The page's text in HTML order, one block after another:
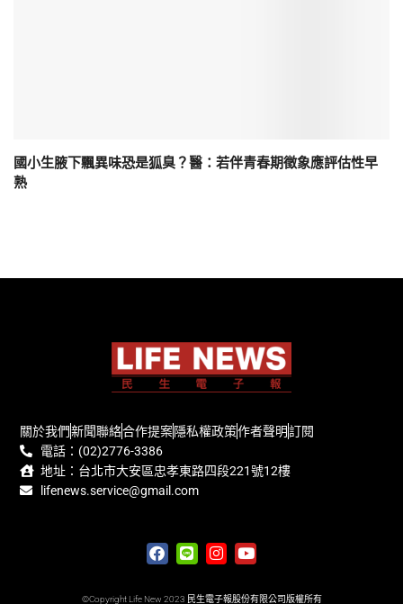
國小生腋下飄異味恐是狐臭？醫：若伴青春期徵象應評估性早
熟
關於我們新聞聯絡合作提案隱私權政策作者聲明訂閱
電話：(02)2776-3386
地址：台北市大安區忠孝東路四段221號12樓
lifenews.service@gmail.com
©Copyright Life New 2023 民生電子報股份有限公司版權所有